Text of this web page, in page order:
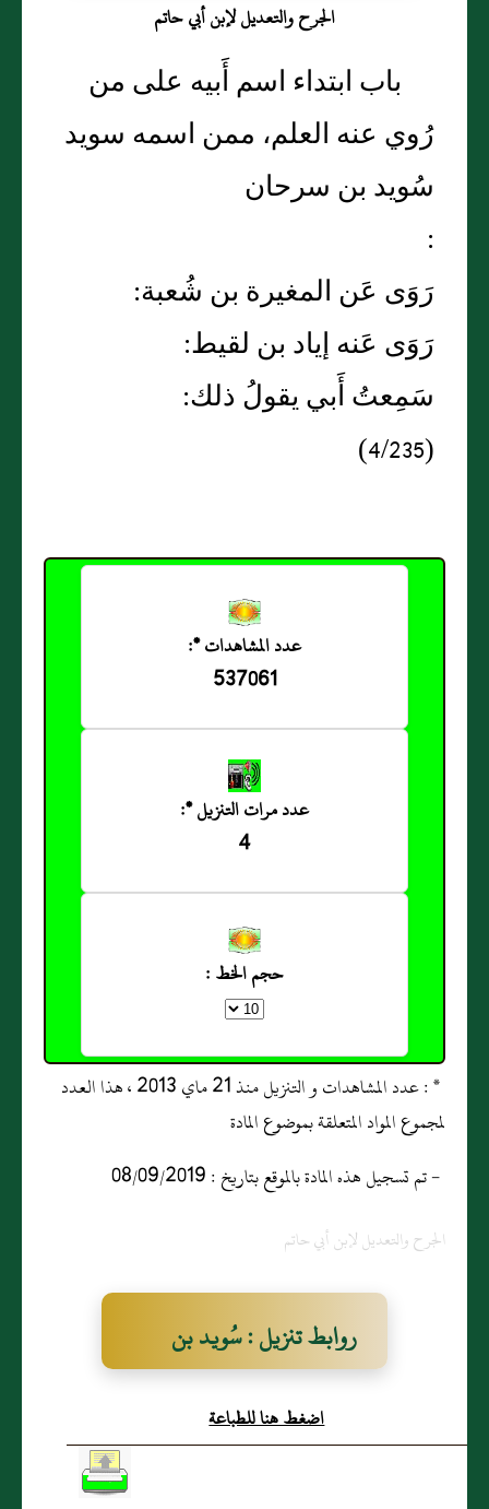
الجرح والتعديل لإبن أبي حاتم
باب ابتداء اسم أَبيه على من
رُوي عنه العلم، ممن اسمه سويد
سُويد بن سرحان
:
رَوَى عَن المغيرة بن شُعبة:
رَوَى عَنه إياد بن لقيط:
سَمِعتُ أَبي يقولُ ذلك:
(4/235)
عدد المشاهدات *:
537061
عدد مرات التنزيل *:
4
حجم الخط :
* : عدد المشاهدات و التنزيل منذ 21 ماي 2013 ، هذا العدد
لمجموع المواد المتعلقة بموضوع المادة
- تم تسجيل هذه المادة بالموقع بتاريخ : 08/09/2019
الجرح والتعديل لإبن أبي حاتم
روابط تنزيل : سُويد بن
سرحان
اضغط هنا للطباعة